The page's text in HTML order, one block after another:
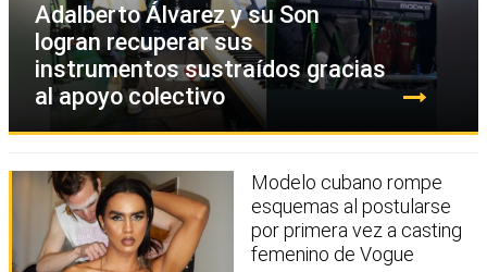
Adalberto Álvarez y su Son
logran recuperar sus
instrumentos sustraídos gracias
al apoyo colectivo
Modelo cubano rompe
esquemas al postularse
por primera vez a casting
femenino de Vogue